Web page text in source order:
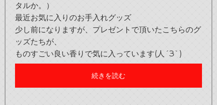
タルか。）
最近お気に入りのお手入れグッズ
少し前になりますが、プレゼントで頂いたこちらのグ
ッズたちが、
ものすごい良い香りで気に入っています(人´З`)
続きを読む